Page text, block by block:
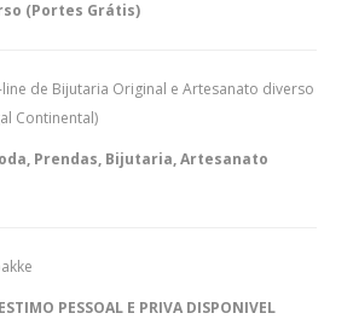
(Portes Grátis)
de Bijutaria Original e Artesanato diverso
Continental)
Prendas, Bijutaria, Artesanato
PESSOAL E PRIVA DISPONIVEL